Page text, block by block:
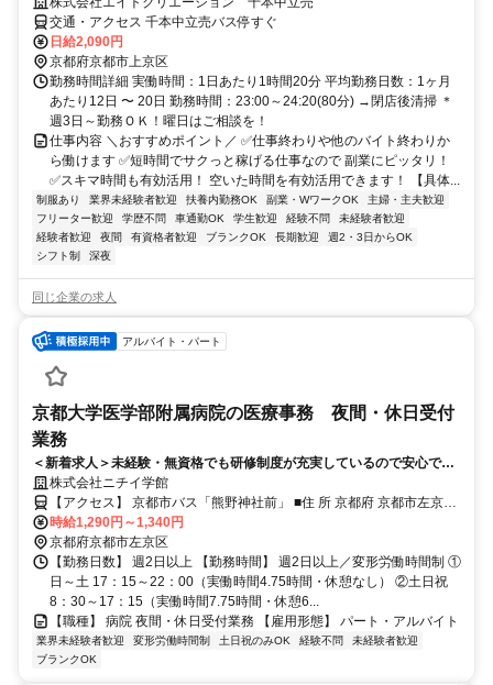
交通・アクセス 千本中立売バス停すぐ
日給2,090円
京都府京都市上京区
勤務時間詳細 実働時間：1日あたり1時間20分 平均勤務日数：1ヶ月
あたり12日 〜 20日 勤務時間：23:00～24:20(80分) →閉店後清掃 ＊
週3日～勤務ＯＫ！曜日はご相談を！
仕事内容 ＼おすすめポイント／ ✅仕事終わりや他のバイト終わりか
ら働けます ✅短時間でサクっと稼げる仕事なので 副業にピッタリ！
✅スキマ時間も有効活用！ 空いた時間を有効活用できます！ 【具体...
制服あり 業界未経験者歓迎 扶養内勤務OK 副業・WワークOK
主婦・主夫歓迎
フリーター歓迎
学歴不問 車通勤OK 学生歓迎 経験不問
未経験者歓迎
経験者歓迎
夜間 有資格者歓迎 ブランクOK 長期歓迎
週2・3日からOK
シフト制
深夜
同じ企業の求人
アルバイト・パート
京都大学医学部附属病院の医療事務 夜間・休日受付
業務
＜新着求人＞未経験・無資格でも研修制度が充実しているので安心で
す！！
株式会社ニチイ学館
【アクセス】 京都市バス「熊野神社前」 ■住 所 京都府 京都市左京区
聖護院川原町54 ■アクセス 京都市バス「熊野神社前」
時給1,290円～1,340円
京都府京都市左京区
【勤務日数】 週2日以上 【勤務時間】 週2日以上／変形労働時間制 ①
日～土 17：15～22：00（実働時間4.75時間・休憩なし） ②土日祝
8：30～17：15（実働時間7.75時間・休憩6...
【職種】 病院 夜間・休日受付業務 【雇用形態】 パート・アルバイト
業界未経験者歓迎 変形労働時間制 土日祝のみOK 経験不問
未経験者歓迎
ブランクOK